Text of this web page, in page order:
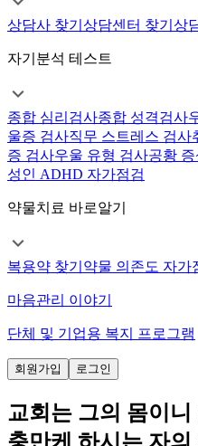
상담사 찾기 상담센터 찾기 상
자기분석 테스트
종합 심리검사종합 성격검사
울증 검사직무 스트레스 검사
증 검사우울 유형 검사공황
성인 ADHD 자가점검
약물치료 바로알기
복용약 찾기 약물 의존도 자가
마음관리 이야기
단체 및 기업용 복지 프로그램
회원가입 로그인
교회는 그의 몸이
충만케 하시는 자